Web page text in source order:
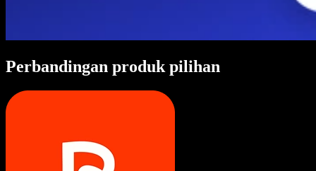
Perbandingan produk pilihan